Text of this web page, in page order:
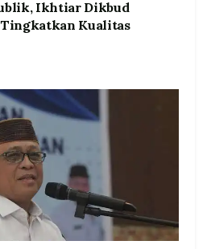
Ikhtiar Dikbud
Kualitas